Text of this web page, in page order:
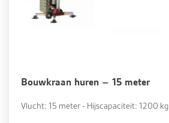
Bouwkraan huren – 15 meter
Vlucht: 15 meter - Hijscapaciteit: 1200 kg